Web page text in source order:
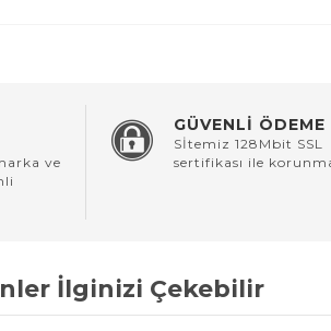
ve
GÜVENLİ ÖDEME
Sİtemiz 128Mbit SSL
sertifikası ile
İlginizi Çekebilir